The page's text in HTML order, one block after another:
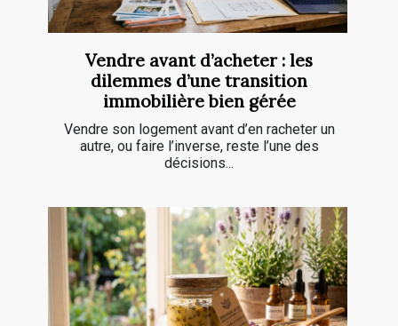
Vendre avant d’acheter : les
dilemmes d’une transition
immobilière bien gérée
Vendre son logement avant d’en racheter un
autre, ou faire l’inverse, reste l’une des
décisions...